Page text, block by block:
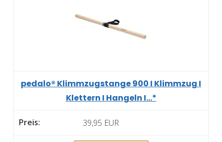
pedalo® Klimmzugstange 900 I Klimmzug I
Klettern I Hangeln I...*
39,95 EUR